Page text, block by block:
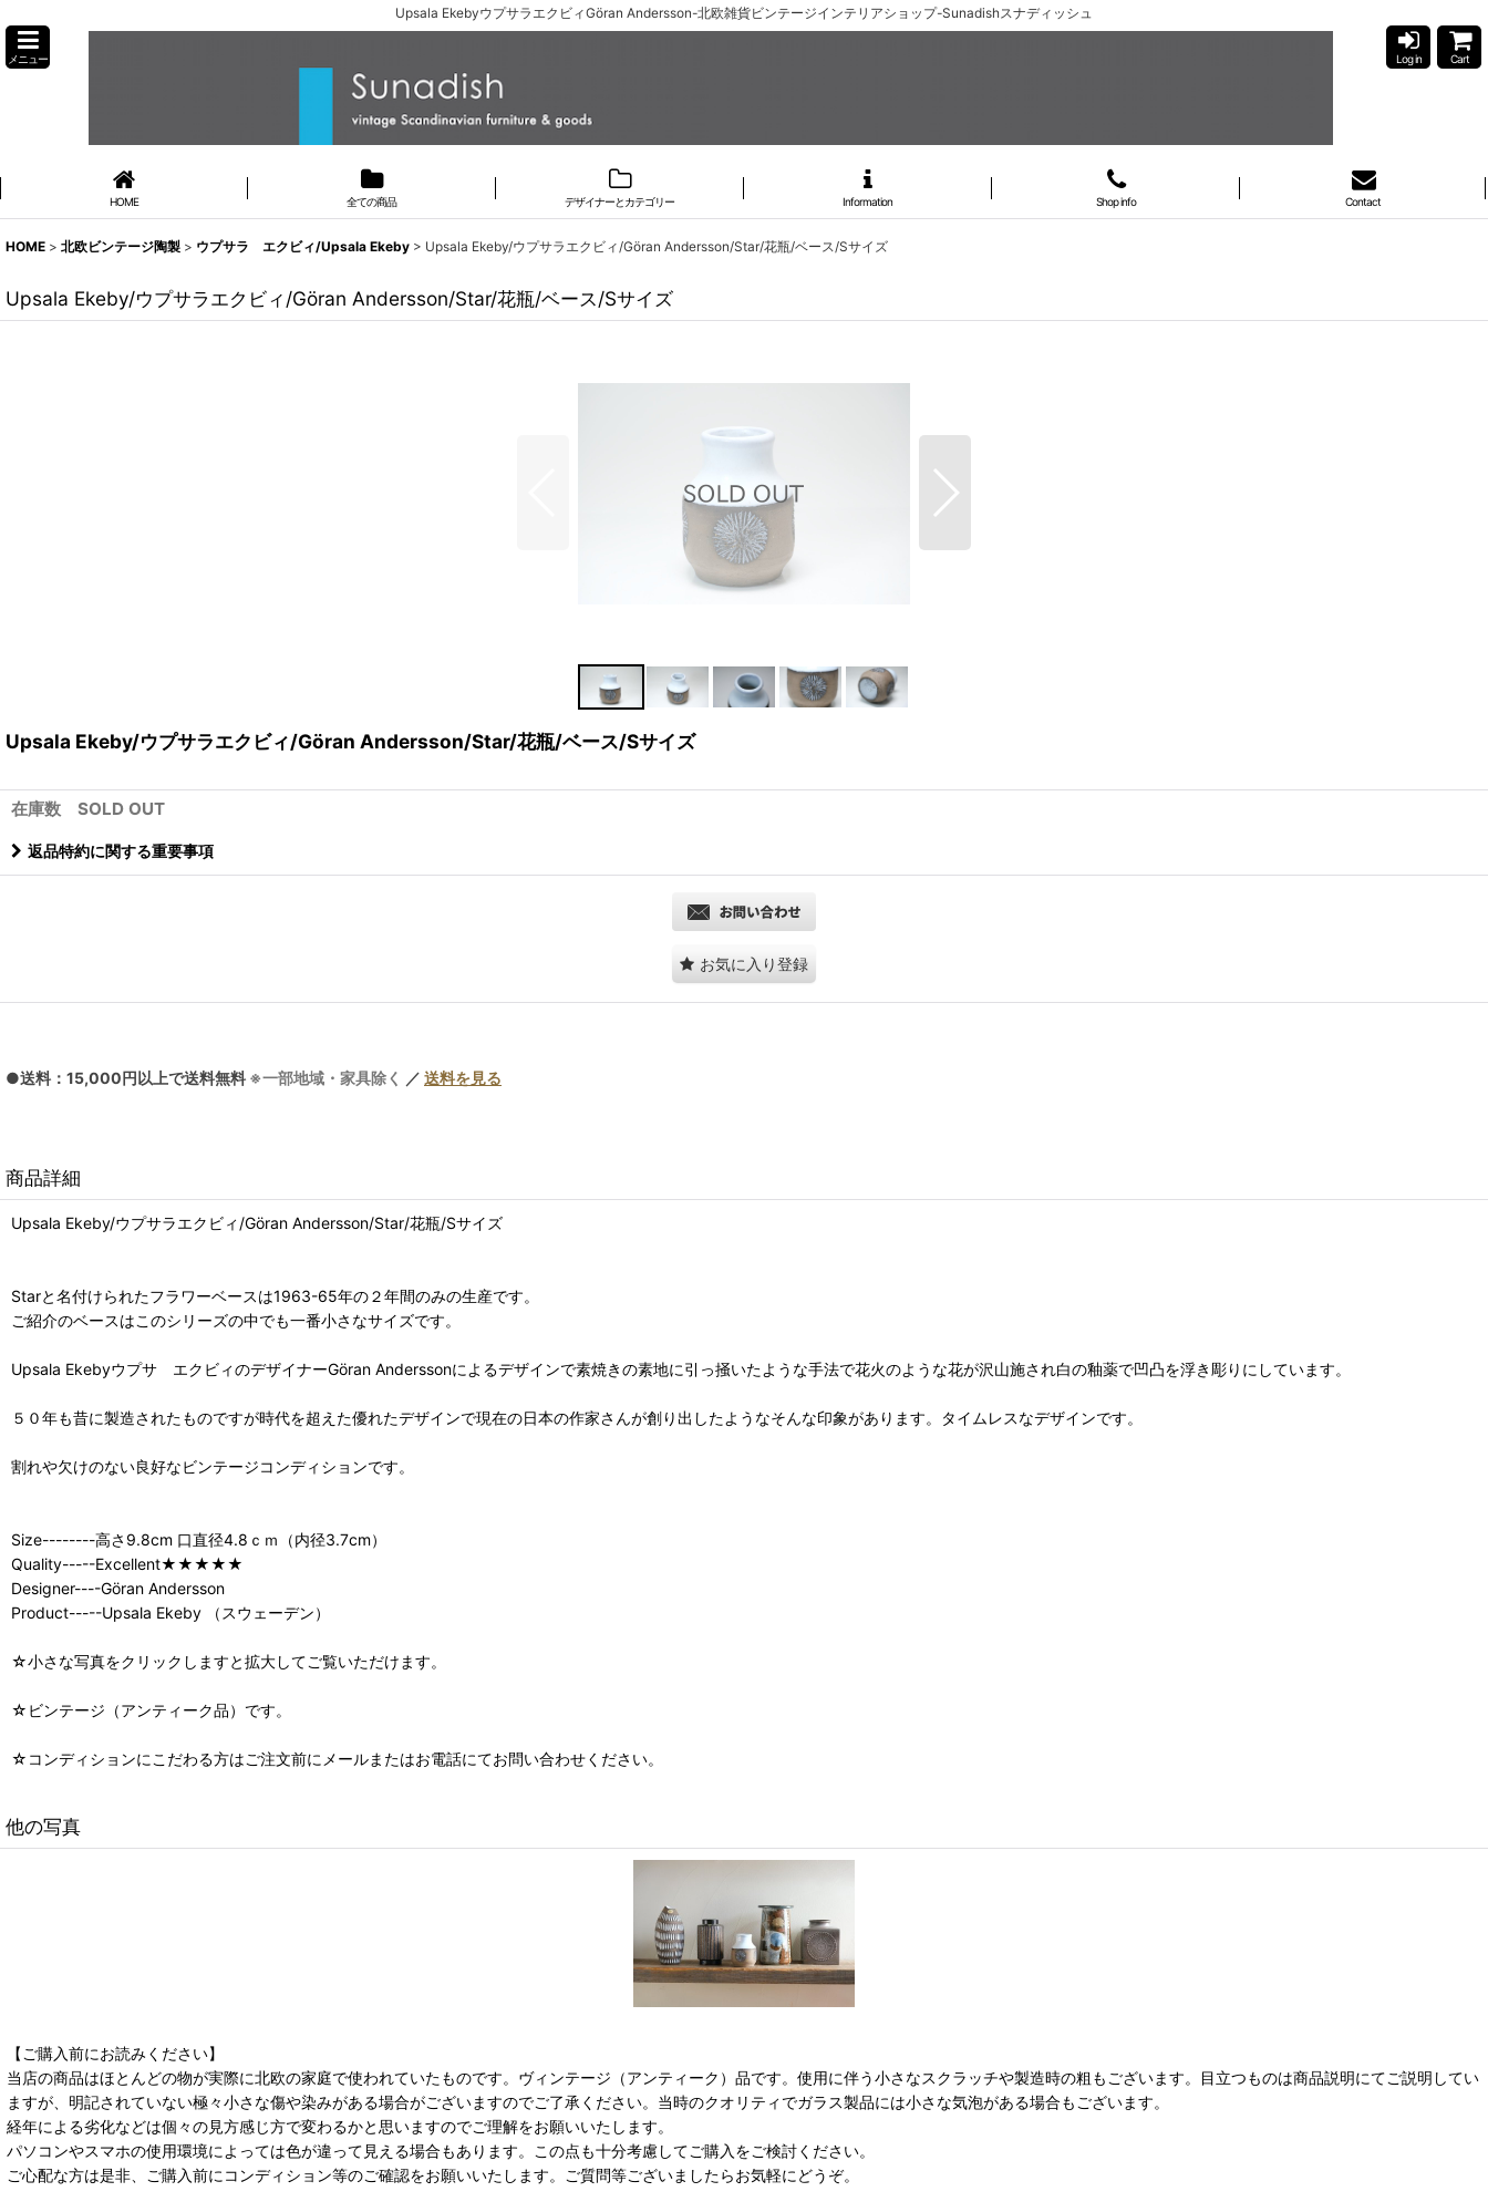
Upsala EkebyウプサラエクビィGöran Andersson-北欧雑貨ビンテージインテリアショップ-Sunadishスナディッシュ
メニュー Log in Cart
HOME 全ての商品 デザイナーとカテゴリー Information Shop info Contact
HOME > 北欧ビンテージ陶製 > ウプサラ エクビィ/Upsala Ekeby > Upsala Ekeby/ウプサラエクビィ/Göran Andersson/Star/花瓶/ベース/Sサイズ
Upsala Ekeby/ウプサラエクビィ/Göran Andersson/Star/花瓶/ベース/Sサイズ
Upsala Ekeby/ウプサラエクビィ/Göran Andersson/Star/花瓶/ベース/Sサイズ
在庫数 SOLD OUT
返品特約に関する重要事項
お気に入り登録
●送料：15,000円以上で送料無料 ※一部地域・家具除く ／ 送料を見る
商品詳細
Upsala Ekeby/ウプサラエクビィ/Göran Andersson/Star/花瓶/Sサイズ
Starと名付けられたフラワーベースは1963-65年の２年間のみの生産です。
ご紹介のベースはこのシリーズの中でも一番小さなサイズです。
Upsala Ekebyウプサ エクビィのデザイナーGöran Anderssonによるデザインで素焼きの素地に引っ掻いたような手法で花火のような花が沢山施され白の釉薬で凹凸を浮き彫りにしています。
５０年も昔に製造されたものですが時代を超えた優れたデザインで現在の日本の作家さんが創り出したようなそんな印象があります。タイムレスなデザインです。
割れや欠けのない良好なビンテージコンディションです。
Size--------高さ9.8cm 口直径4.8ｃｍ（内径3.7cm）
Quality-----Excellent★★★★★
Designer----Göran Andersson
Product-----Upsala Ekeby （スウェーデン）
☆小さな写真をクリックしますと拡大してご覧いただけます。
☆ビンテージ（アンティーク品）です。
☆コンディションにこだわる方はご注文前にメールまたはお電話にてお問い合わせください。
他の写真
【ご購入前にお読みください】
当店の商品はほとんどの物が実際に北欧の家庭で使われていたものです。ヴィンテージ（アンティーク）品です。使用に伴う小さなスクラッチや製造時の粗もございます。目立つものは商品説明にてご説明してい
ますが、明記されていない極々小さな傷や染みがある場合がございますのでご了承ください。当時のクオリティでガラス製品には小さな気泡がある場合もございます。
経年による劣化などは個々の見方感じ方で変わるかと思いますのでご理解をお願いいたします。
パソコンやスマホの使用環境によっては色が違って見える場合もあります。この点も十分考慮してご購入をご検討ください。
ご心配な方は是非、ご購入前にコンディション等のご確認をお願いいたします。ご質問等ございましたらお気軽にどうぞ。